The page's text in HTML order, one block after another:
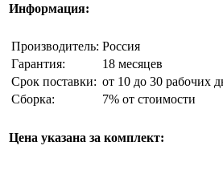
Информация:
Производитель: Россия
Гарантия:
18 месяцев
Срок поставки: от 10 до 30 рабочих
Сборка:
7% от стоимости
Цена указана за комплект: